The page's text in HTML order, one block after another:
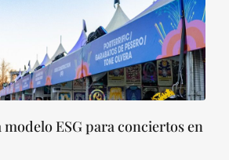
modelo ESG para conciertos en